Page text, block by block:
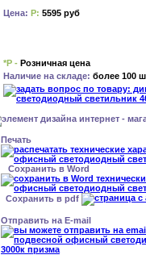
Цена: Р: 5595 руб
*Р - Розничная цена
Наличие на складе: более 100
Печать
Сохранить в Word
Сохранить в pdf
Отправить на E-mail